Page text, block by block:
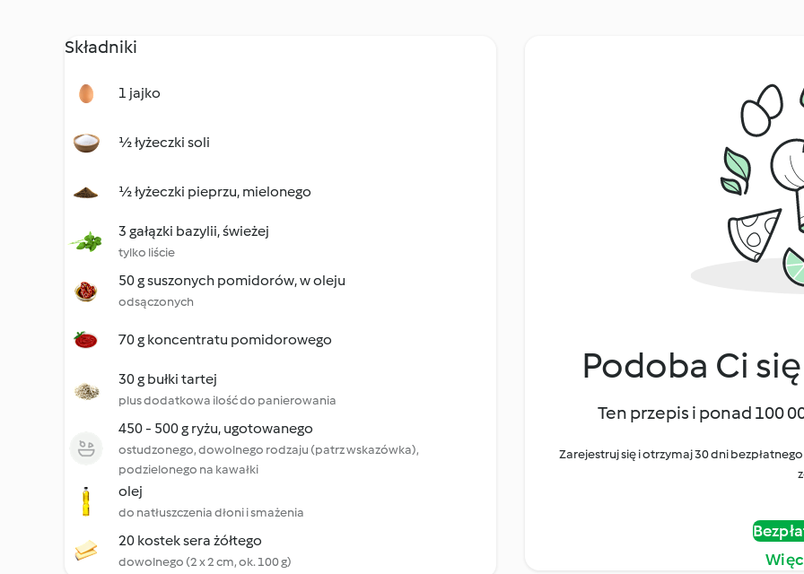
Składniki
1 jajko
½ łyżeczki soli
½ łyżeczki pieprzu, mielonego
3 gałązki bazylii, świeżej
tylko liście
50 g suszonych pomidorów, w oleju
odsączonych
70 g koncentratu pomidorowego
30 g bułki tartej
plus dodatkowa ilość do panierowania
450 - 500 g ryżu, ugotowanego
ostudzonego, dowolnego rodzaju (patrz wskazówka),
podzielonego na kawałki
olej
do natłuszczenia dłoni i smażenia
20 kostek sera żółtego
dowolnego (2 x 2 cm, ok. 100 g)
Podoba Ci
Ten przepis i ponad 100
Zarejestruj się i otrzymaj 30 dni